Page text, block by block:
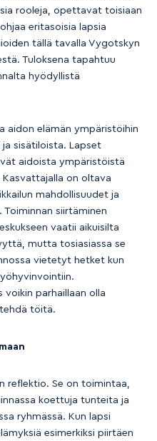
rooleja, opettavat toisiaan
eritasoisia lapsia
tällä tavalla Vygotskyn
Tuloksena tapahtuu
hyödyllistä
aidon elämän ympäristöihin
sisätiloista. Lapset
aidoista ympäristöistä
on oltava
mahdollisuudet ja
siirtäminen
vaatii aikuisilta
mutta tosiasiassa se
vietetyt hetket kun
voikin parhaillaan olla
töitä.
reflektio. Se on toimintaa,
koettuja tunteita ja
ryhmässä. Kun lapsi
esimerkiksi piirtäen